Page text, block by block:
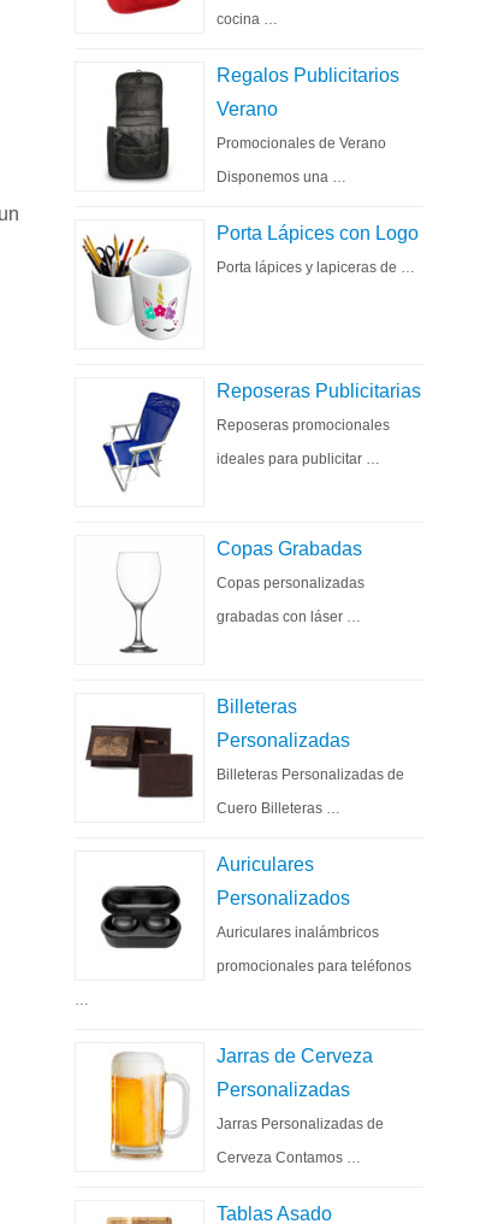
cocina …
Regalos Publicitarios
Verano
Promocionales de Verano
Disponemos una …
Porta Lápices con Logo
Porta lápices y lapiceras de …
Reposeras Publicitarias
Reposeras promocionales
ideales para publicitar …
Copas Grabadas
Copas personalizadas
grabadas con láser …
Billeteras
Personalizadas
Billeteras Personalizadas de
Cuero Billeteras …
Auriculares
Personalizados
Auriculares inalámbricos
promocionales para teléfonos
…
Jarras de Cerveza
Personalizadas
Jarras Personalizadas de
Cerveza Contamos …
Tablas Asado